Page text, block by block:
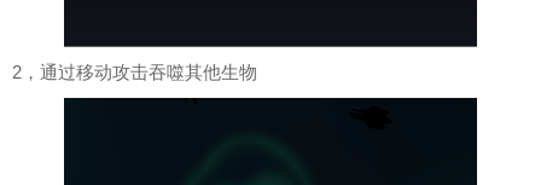
2，通过移动攻击吞噬其他生物